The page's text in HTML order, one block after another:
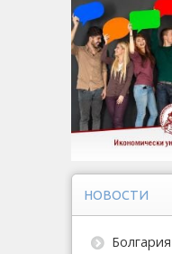
НОВОСТИ
Болгария